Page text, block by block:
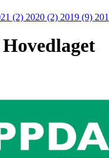
(2) 2020 (2) 2019 (9)